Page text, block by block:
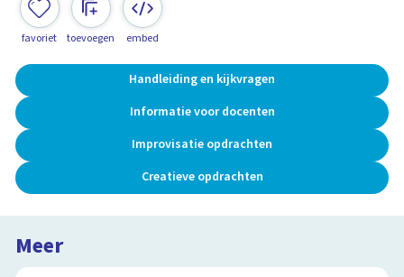
favoriet toevoegen embed
Handleiding en kijkvragen
Informatie voor docenten
Improvisatie opdrachten
Creatieve opdrachten
Meer